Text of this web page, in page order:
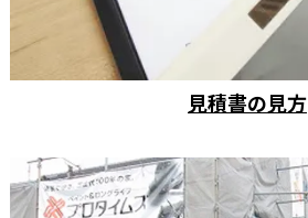
見積書の見方